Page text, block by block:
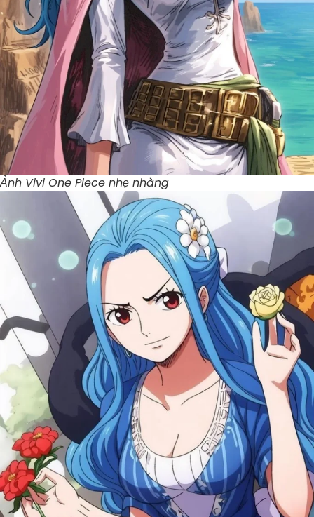
Ảnh Vivi One Piece nhẹ nhàng